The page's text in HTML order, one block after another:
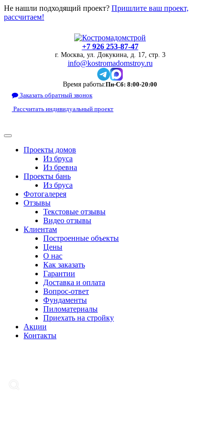
Не нашли подходящий проект? Пришлите ваш проект,
рассчитаем!
+7 926 253-87-47
г. Москва, ул. Докукина, д. 17, стр. 3
info@kostromadomstroy.ru
Время работы:Пн-Сб: 8:00-20:00
Заказать обратный звонок
Рассчитать индивидуальный проект
Проекты домов
Из бруса
Из бревна
Проекты бань
Из бруса
Фотогалерея
Отзывы
Текстовые отзывы
Видео отзывы
Клиентам
Построенные объекты
Цены
О нас
Как заказать
Гарантии
Доставка и оплата
Вопрос-ответ
Фундаменты
Пиломатериалы
Приехать на стройку
Акции
Контакты